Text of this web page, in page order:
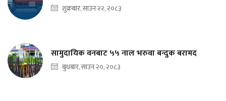
शुक्रबार, साउन २२, २०८३
सामुदायिक वनबाट ५५ नाल भरुवा बन्दुक बरामद
बुधबार, साउन २०, २०८३